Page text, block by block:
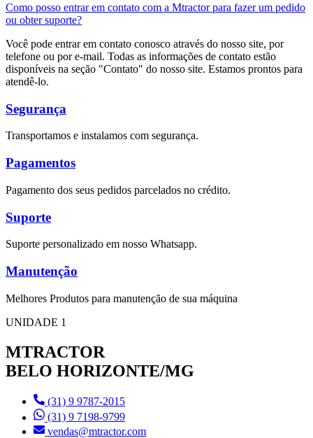
Como posso entrar em contato com a Mtractor para fazer um pedido
ou obter suporte?
Você pode entrar em contato conosco através do nosso site, por
telefone ou por e-mail. Todas as informações de contato estão
disponíveis na seção "Contato" do nosso site. Estamos prontos para
atendê-lo.
Segurança
Transportamos e instalamos com segurança.
Pagamentos
Pagamento dos seus pedidos parcelados no crédito.
Suporte
Suporte personalizado em nosso Whatsapp.
Manutenção
Melhores Produtos para manutenção de sua máquina
UNIDADE 1
MTRACTOR
BELO HORIZONTE/MG
(31) 9 9787-2015
(31) 9 7198-9799
vendas@mtractor.com